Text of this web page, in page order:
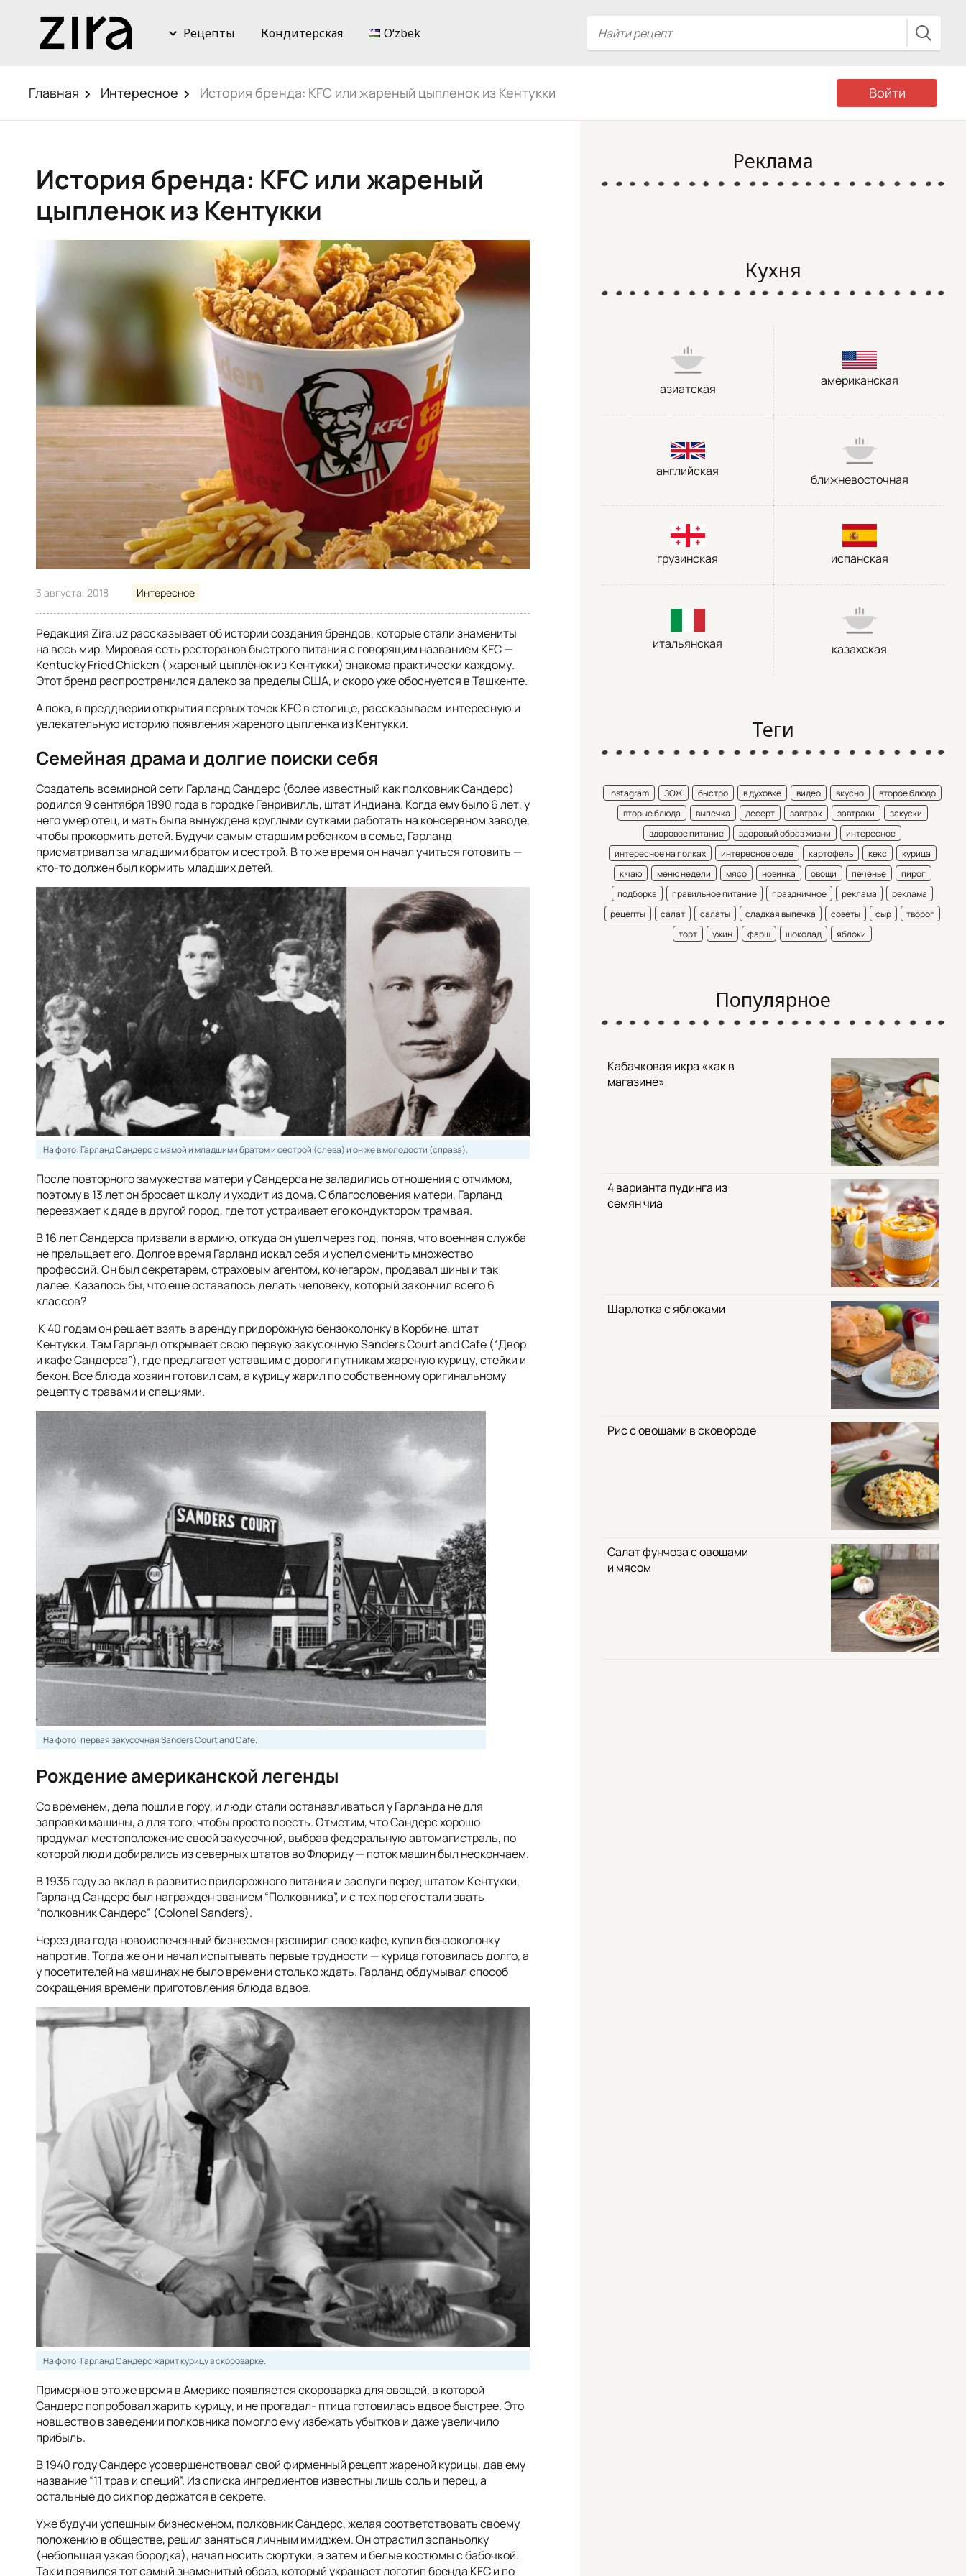
Рецепты Кондитерская Oʻzbek
Главная Интересное История бренда: KFC или жареный цыпленок из Кентукки Войти
История бренда: KFC или жареный
цыпленок из Кентукки
3 августа, 2018 Интересное
Редакция Zira.uz рассказывает об истории создания брендов, которые стали знамениты
на весь мир. Мировая сеть ресторанов быстрого питания с говорящим названием KFC —
Kentucky Fried Chicken ( жареный цыплёнок из Кентукки) знакома практически каждому.
Этот бренд распространился далеко за пределы США, и скоро уже обоснуется в Ташкенте.
А пока, в преддверии открытия первых точек KFC в столице, рассказываем интересную и
увлекательную историю появления жареного цыпленка из Кентукки.
Семейная драма и долгие поиски себя
Создатель всемирной сети Гарланд Сандерс (более известный как полковник Сандерс)
родился 9 сентября 1890 года в городке Генривилль, штат Индиана. Когда ему было 6 лет, у
него умер отец, и мать была вынуждена круглыми сутками работать на консервном заводе,
чтобы прокормить детей. Будучи самым старшим ребенком в семье, Гарланд
присматривал за младшими братом и сестрой. В то же время он начал учиться готовить —
кто-то должен был кормить младших детей.
На фото: Гарланд Сандерс с мамой и младшими братом и сестрой (слева) и он же в молодости (справа).
После повторного замужества матери у Сандерса не заладились отношения с отчимом,
поэтому в 13 лет он бросает школу и уходит из дома. С благословения матери, Гарланд
переезжает к дяде в другой город, где тот устраивает его кондуктором трамвая.
В 16 лет Сандерса призвали в армию, откуда он ушел через год, поняв, что военная служба
не прельщает его.Долгое время Гарланд искал себя и успел сменить множество
профессий. Он был секретарем, страховым агентом, кочегаром, продавал шины и так
далее. Казалось бы, что еще оставалось делать человеку, который закончил всего 6
классов?
К40 годам он решает взять в аренду придорожную бензоколонку в Корбине, штат
Кентукки. Там Гарланд открывает свою первую закусочнуюSanders Court and Cafe (“Двор
и кафе Сандерса”), где предлагает уставшим с дороги путникам жареную курицу, стейки и
бекон. Все блюда хозяин готовил сам, а курицу жарил по собственному оригинальному
рецепту с травами и специями.
На фото: первая закусочная Sanders Court and Cafe.
Рождение американской легенды
Со временем, дела пошли в гору, и люди стали останавливаться у Гарланда не для
заправки машины, а для того, чтобы просто поесть. Отметим, что Сандерс хорошо
продумал местоположение своей закусочной, выбрав федеральную автомагистраль, по
которой люди добирались из северных штатов во Флориду — поток машин был нескончаем.
В 1935 году за вклад в развитие придорожного питания и заслуги перед штатом Кентукки,
Гарланд Сандерс был награжден званием “Полковника”, и с тех пор его стали звать
“полковник Сандерс” (Colonel Sanders).
Через два года новоиспеченный бизнесмен расширил свое кафе, купив бензоколонку
напротив. Тогда же он и начал испытывать первые трудности — курица готовилась долго, а
у посетителей на машинах не было времени столько ждать. Гарланд обдумывал способ
сокращения времени приготовления блюда вдвое.
На фото: Гарланд Сандерс жарит курицу в скороварке.
Примерно в это же время в Америке появляется скороварка для овощей, в которой
Сандерс попробовал жарить курицу, и не прогадал- птица готовилась вдвое быстрее. Это
новшество в заведении полковника помогло ему избежать убытков и даже увеличило
прибыль.
В 1940 году Сандерс усовершенствовал свой фирменный рецепт жареной курицы, дав ему
название “11 трав и специй”. Из списка ингредиентов известны лишь соль и перец, а
остальные до сих пор держатся в секрете.
Уже будучи успешным бизнесменом, полковник Сандерс, желая соответствовать своему
положению в обществе, решил заняться личным имиджем. Он отрастил эспаньолку
(небольшая узкая бородка), начал носить сюртуки, а затем и белые костюмы с бабочкой.
Так и появился тот самый знаменитый образ, который украшает логотип бренда KFC и по
Реклама
Кухня
азиатская
американская
английская
ближневосточная
грузинская испанская
итальянская казахская
Теги
instagram ЗОЖ быстро в духовке видео вкусно
второе блюдо
вторые блюда
выпечка десерт завтрак завтраки
закуски
здоровое питание
здоровый образ жизни
интересное
интересное на полках
интересное о еде картофель кекс
курица
к чаю
меню недели мясо новинка овощи печенье
пирог
подборка
правильное питание праздничное реклама
реклама
рецепты
салат салаты сладкая выпечка советы сыр
творог
торт
ужин фарш шоколад яблоки
Популярное
Кабачковая икра «как в
магазине»
4 варианта пудинга из
семян чиа
Шарлотка с яблоками
Рис с овощами в сковороде
Салат фунчоза с овощами
и мясом